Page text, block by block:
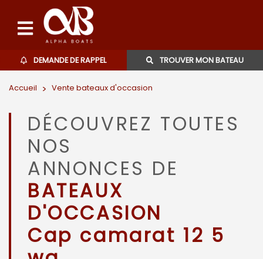
Bateaux d'occasions
L'agence
Contact
06 27 07 57 11
DEMANDE DE RAPPEL TROUVER MON BATEAU
Accueil > Vente bateaux d'occasion
DÉCOUVREZ TOUTES
NOS
ANNONCES DE
BATEAUX
D'OCCASION
Cap camarat 12 5